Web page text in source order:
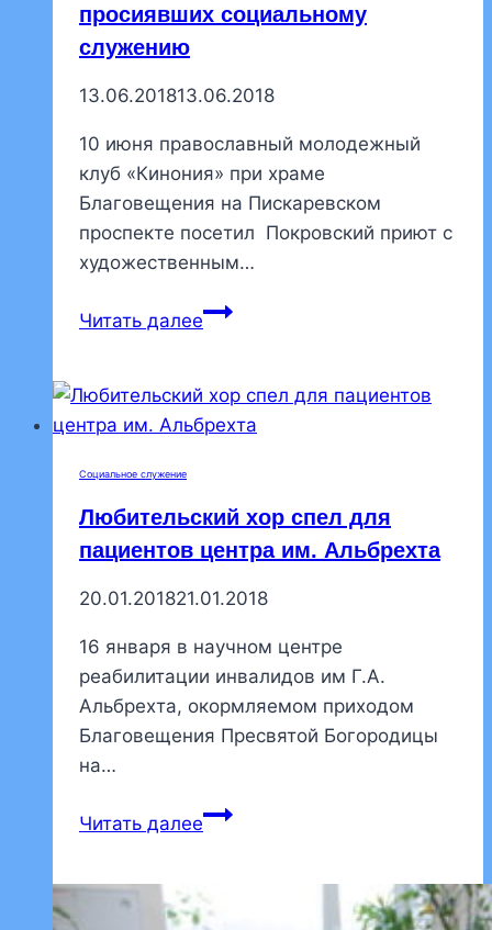
просиявших социальному
служению
13.06.201813.06.2018
10 июня православный молодежный
клуб «Кинония» при храме
Благовещения на Пискаревском
проспекте посетил Покровский приют с
художественным…
Читать далее«Кинония»
Всех
святых,
Российской
просиявших
служению
Социальное служение
Любительский хор спел для
пациентов центра им. Альбрехта
20.01.201821.01.2018
16 января в научном центре
реабилитации инвалидов им Г.А.
Альбрехта, окормляемом приходом
Благовещения Пресвятой Богородицы
на…
Читать далееЛюбительский